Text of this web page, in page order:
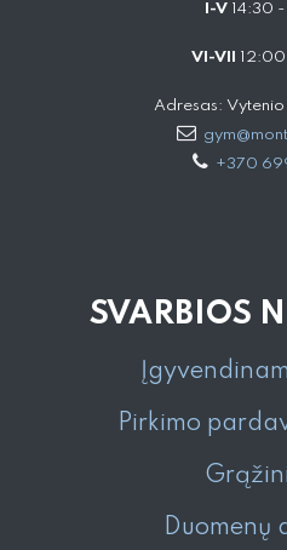
I-V14:30
VI-VII
Adresas:
+370
SVARBIOS
Pirkimo
Duomenų